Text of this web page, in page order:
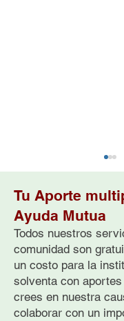
Cómo Ayudar
Personas con
Guía Práctica
Tu Aporte
Ayuda Mutua
Todos nuestros
comunidad son
un costo para la
solventa con
crees en nuestra
colaborar con un